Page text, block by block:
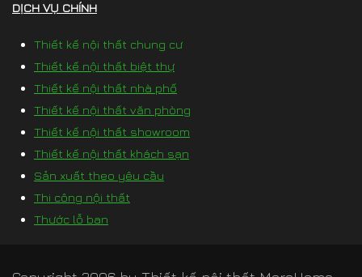
DỊCH VỤ CHÍNH
Thiết kế nội thất chung cư
Thiết kế nội thất biệt thự
Thiết kế nội thất nhà phố
Thiết kế nội thất văn phòng
Thiết kế nội thất showroom
Thiết kế nội thất khách sạn
Sản xuất theo yêu cầu
Thi công nội thất
Thước lỗ ban